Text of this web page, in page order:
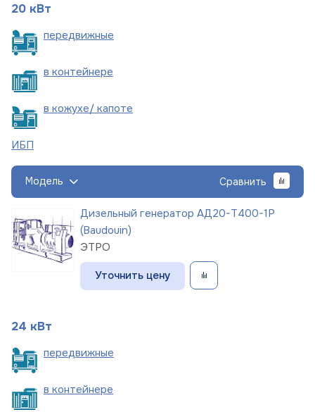
20 кВт
передвижные
в контейнере
в кожухе/ капоте
ИБП
Модель Сравнить
Дизельный генератор АД20-Т400-1Р
(Baudouin)
ЭТРО
Уточнить цену
24 кВт
передвижные
в контейнере